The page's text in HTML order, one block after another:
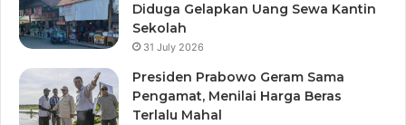
Diduga Gelapkan Uang Sewa Kantin
Sekolah
31 July 2026
Presiden Prabowo Geram Sama
Pengamat, Menilai Harga Beras
Terlalu Mahal